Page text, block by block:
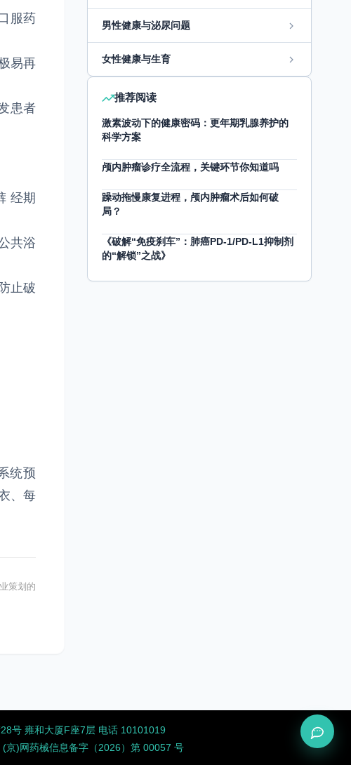
服药
易再
患者
经期
共浴
止破
统预
、每
策划的
男性健康与泌尿问题
女性健康与生育
推荐阅读
激素波动下的健康密码：更年期乳腺养护的
科学方案
颅内肿瘤诊疗全流程，关键环节你知道吗
躁动拖慢康复进程，颅内肿瘤术后如何破
局？
《破解“免疫刹车”：肺癌PD-1/PD-L1抑制剂
的“解锁”之战》
号 雍和大厦F座7层 电话 10101019
)网药械信息备字（2026）第 00057 号